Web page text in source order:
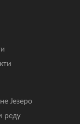
Језеро
реду